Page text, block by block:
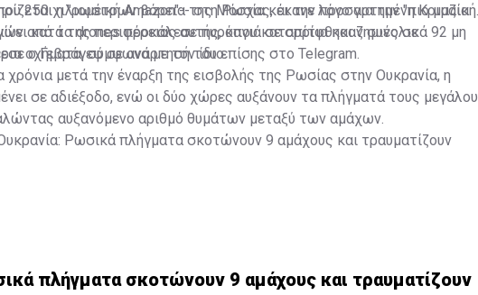
η "ρωσική Amazon"-- στη Ρωσία και την προσαρτημένη Κριμαία.
250 χιλιομέτρων βόρεια της Μόσχας, έκανε λόγο για την "πιο μαζική
κατά της περιφέρειας αυτής, όπου καταρρίφθηκαν συνολικά 92 μη
οχήματα, σύμφωνα με τον ίδιο.
από τα drones προκάλεσε πυρκαγιά σε σπίτια και ζημιές σε
ο Γεβράγεφ σε ανάρτησή του επίσης στο Telegram.
μετά την έναρξη της εισβολής της Ρωσίας στην Ουκρανία, η
σε αδιέξοδο, ενώ οι δύο χώρες αυξάνουν τα πλήγματά τους μεγάλου
αυξανόμενο αριθμό θυμάτων μεταξύ των αμάχων.
Ρωσικά πλήγματα σκοτώνουν 9 αμάχους και τραυματίζουν
πλήγματα σκοτώνουν 9 αμάχους και τραυματίζουν